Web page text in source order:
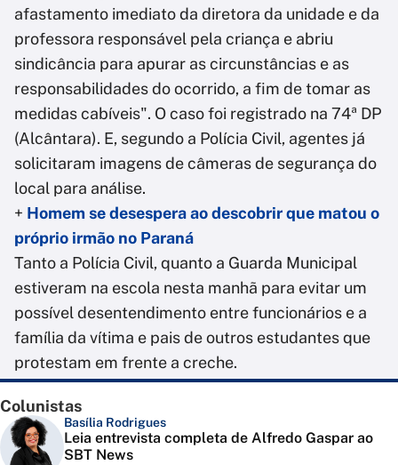
afastamento imediato da diretora da unidade e da
professora responsável pela criança e abriu
sindicância para apurar as circunstâncias e as
responsabilidades do ocorrido, a fim de tomar as
medidas cabíveis". O caso foi registrado na 74ª DP
(Alcântara). E, segundo a Polícia Civil, agentes já
solicitaram imagens de câmeras de segurança do
local para análise.
+ Homem se desespera ao descobrir que matou o
próprio irmão no Paraná
Tanto a Polícia Civil, quanto a Guarda Municipal
estiveram na escola nesta manhã para evitar um
possível desentendimento entre funcionários e a
família da vítima e pais de outros estudantes que
protestam em frente a creche.
Colunistas
Basília Rodrigues
Leia entrevista completa de Alfredo Gaspar ao
SBT News